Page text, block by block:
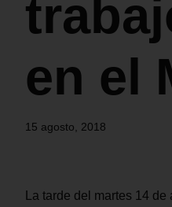
en el
15 agosto, 2018
La tarde del martes 14